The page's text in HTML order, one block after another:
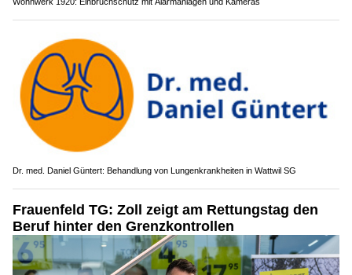
Dr. med. Daniel Güntert: Behandlung von Lungenkrankheiten in Wattwil SG
Frauenfeld TG: Zoll zeigt am Rettungstag den
Beruf hinter den Grenzkontrollen